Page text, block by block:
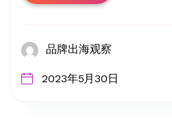
品牌出海观察
2023年5月30日